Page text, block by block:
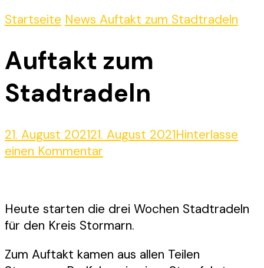
Startseite News Auftakt zum Stadtradeln
Auftakt zum
Stadtradeln
21. August 202121. August 2021Hinterlasse
einen Kommentar
Heute starten die drei Wochen Stadtradeln
für den Kreis Stormarn.
Zum Auftakt kamen aus allen Teilen